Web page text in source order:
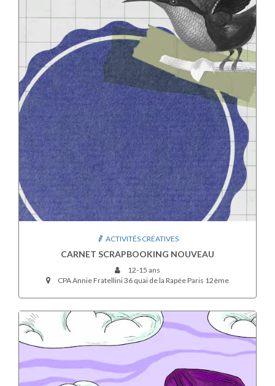
ACTIVITÉS CRÉATIVES
CARNET SCRAPBOOKING NOUVEAU
12-15 ans
CPA Annie Fratellini 36 quai de la Rapée Paris 12ème